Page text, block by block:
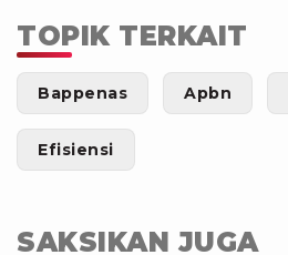
TOPIK TERKAIT
Bappenas Apbn
Efisiensi
SAKSIKAN JUGA